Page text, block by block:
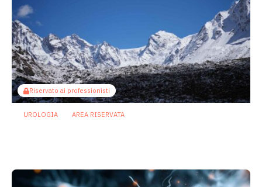
Riservato ai professionisti
UROLOGIA AREA RISERVATA